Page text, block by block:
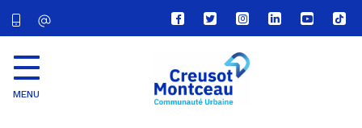
Lien
vers
compte
Facebook
Lien
vers
compte
Twitter
Lien
vers
le
compte
Lien
vers
Lien
vers
Lien
vers
MENU